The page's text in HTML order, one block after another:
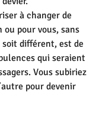
à changer de
pour vous, sans
différent, est de
qui seraient
Vous subiriez
pour devenir